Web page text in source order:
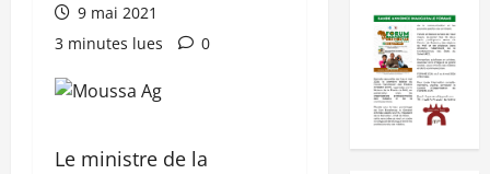
9 mai 2021
3 minutes lues
0
Le ministre de la